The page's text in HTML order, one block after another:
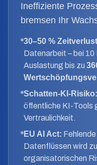
Ineffiziente
bremsen Ihr
30–50 % Zeitverlust
Datenarbeit – bei
Auslastung bis zu
Schatten-KI-Risiko:
öffentliche KI-Tools
Vertraulichkeit.
EU AI Act:
Datenflüssen wird
organisatorischen